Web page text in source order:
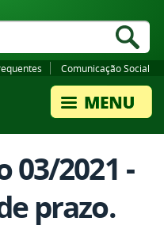
Legislação
Comunicação Social
03/2021 -
prazo.